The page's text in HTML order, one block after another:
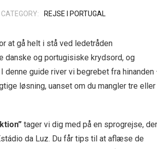
CATEGORY: REJSE I PORTUGAL
at gå helt i stå ved ledetråden
danske og portugisiske krydsord, og
guide river vi begrebet fra hinanden
løsning, uanset om du mangler tre eller
tager vi dig med på en sprogrejse, der
da Luz. Du får tips til at aflæse de